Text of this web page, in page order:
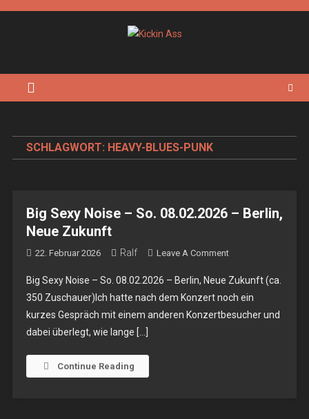
SCHLAGWORT: HEAVY-BLUES-PUNK
Big Sexy Noise – So. 08.02.2026 – Berlin,
Neue Zukunft
22. Februar 2026 Ralf Leave A CommentOn
Sexy
Noise
–
Big Sexy Noise – So. 08.02.2026 – Berlin, Neue Zukunft (ca.
350 Zuschauer)Ich hatte nach dem Konzert noch ein
kurzes Gespräch mit einem anderen Konzertbesucher und
dabei überlegt, wie lange […]
Continue Reading